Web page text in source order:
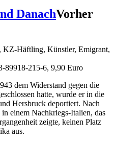
Vorher
KZ-Häftling, Künstler, Emigrant,
89918-215-6, 9,90 Euro
dem Widerstand gegen die
hatte, wurde er in die
Hersbruck deportiert. Nach
einem Nachkriegs-Italien, das
zeigte, keinen Platz
aus.